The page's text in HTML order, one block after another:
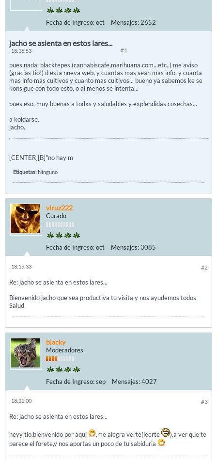
Fecha de Ingreso:oct Mensajes: 2652
#1
jacho se asienta en estos lares...
, 18:16:53
pues nada, blacktepes (cannabiscafe,marihuana.com...etc..) me aviso
(gracias tio!) d esta nueva web, y cuantas mas sean mas info, y cuanta
mas info mas cultivos y cuanto mas cultivos... bueno ya sabemos ke se
konsigue con todo esto, o al menos se intenta...
pues eso, muy buenas a todxs y saludables y explendidas cosechas...
a koidarse.
jacho.
[CENTER][B]"no hay m
Etiquetas: Ninguno
viruz222
Curado
Fecha de Ingreso:oct Mensajes:3085
#2
, 18:19:33
Re: jacho se asienta en estos lares...
Bienvenido jacho que sea productiva tu visita y nos ayudemos todos
Salud
blacky
Moderadores
Fecha de Ingreso:sep Mensajes:4027
#3
, 18:21:00
Re: jacho se asienta en estos lares...
heyy tio,bienvenido por aqui ,me alegra verte(leerte
).a ver que te
parece el forete,y nos aportas un poco de tu sabiduria